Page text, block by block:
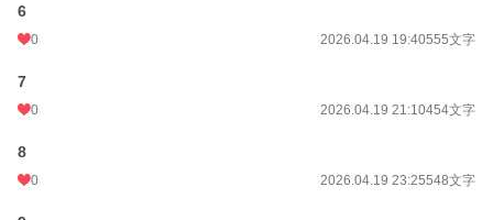
6
0 2026.04.19 19:40555文字
7
0 2026.04.19 21:10454文字
8
0 2026.04.19 23:25548文字